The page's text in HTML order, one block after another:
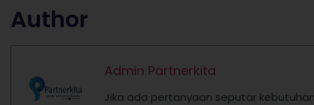
Author
Admin Partnerkita
Jika ada pertanyaan seputar